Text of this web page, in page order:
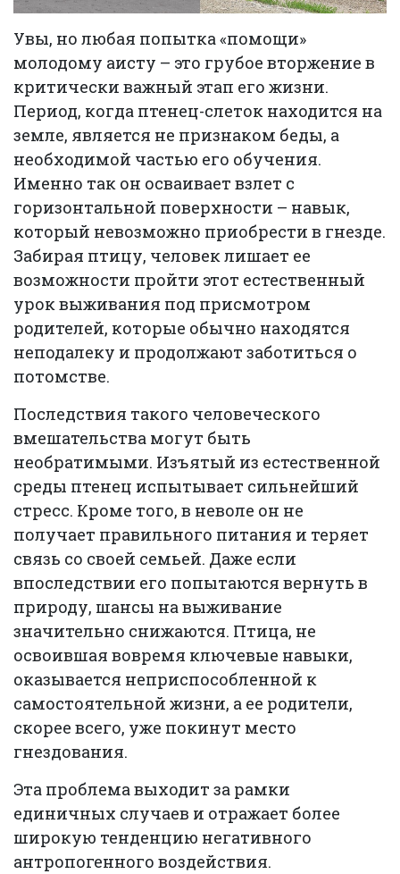
Увы, но любая попытка «помощи»
молодому аисту – это грубое вторжение в
критически важный этап его жизни.
Период, когда птенец-слеток находится на
земле, является не признаком беды, а
необходимой частью его обучения.
Именно так он осваивает взлет с
горизонтальной поверхности – навык,
который невозможно приобрести в гнезде.
Забирая птицу, человек лишает ее
возможности пройти этот естественный
урок выживания под присмотром
родителей, которые обычно находятся
неподалеку и продолжают заботиться о
потомстве.
Последствия такого человеческого
вмешательства могут быть
необратимыми. Изъятый из естественной
среды птенец испытывает сильнейший
стресс. Кроме того, в неволе он не
получает правильного питания и теряет
связь со своей семьей. Даже если
впоследствии его попытаются вернуть в
природу, шансы на выживание
значительно снижаются. Птица, не
освоившая вовремя ключевые навыки,
оказывается неприспособленной к
самостоятельной жизни, а ее родители,
скорее всего, уже покинут место
гнездования.
Эта проблема выходит за рамки
единичных случаев и отражает более
широкую тенденцию негативного
антропогенного воздействия.